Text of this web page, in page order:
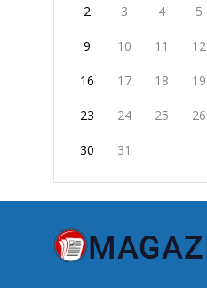
2 3 4 5
9 10 11 12
16 17 18 19
23 24 25 26
30 31